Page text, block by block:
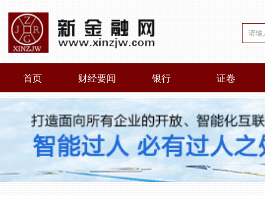
首页 财经要闻 银行 证卷